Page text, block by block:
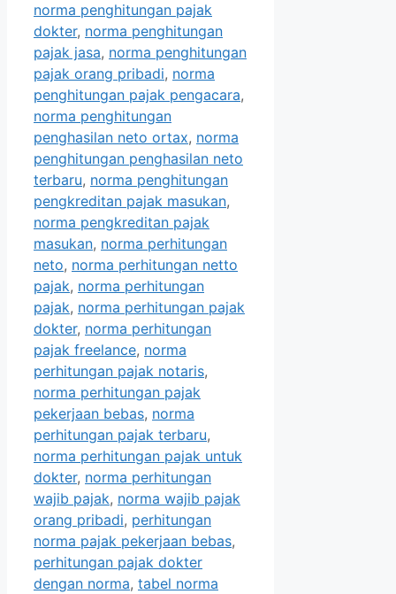
norma penghitungan pajak
dokter, norma penghitungan
pajak jasa, norma penghitungan
pajak orang pribadi, norma
penghitungan pajak pengacara,
norma penghitungan
penghasilan neto ortax, norma
penghitungan penghasilan neto
terbaru, norma penghitungan
pengkreditan pajak masukan,
norma pengkreditan pajak
masukan, norma perhitungan
neto, norma perhitungan netto
pajak, norma perhitungan
pajak, norma perhitungan pajak
dokter, norma perhitungan
pajak freelance, norma
perhitungan pajak notaris,
norma perhitungan pajak
pekerjaan bebas, norma
perhitungan pajak terbaru,
norma perhitungan pajak untuk
dokter, norma perhitungan
wajib pajak, norma wajib pajak
orang pribadi, perhitungan
norma pajak pekerjaan bebas,
perhitungan pajak dokter
dengan norma, tabel norma